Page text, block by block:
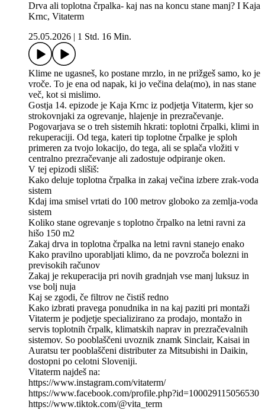
Drva ali toplotna črpalka- kaj nas na koncu stane manj? I Kaja
Krnc, Vitaterm
25.05.2026
1 Std. 16 Min.
Klime ne ugasneš, ko postane mrzlo, in ne prižgeš samo, ko je
vroče. To je ena od napak, ki jo večina dela(mo), in nas stane
več, kot si mislimo.
Gostja 14. epizode je Kaja Krnc iz podjetja Vitaterm, kjer so
strokovnjaki za ogrevanje, hlajenje in prezračevanje.
Pogovarjava se o treh sistemih hkrati: toplotni črpalki, klimi in
rekuperaciji. Od tega, kateri tip toplotne črpalke je sploh
primeren za tvojo lokacijo, do tega, ali se splača vložiti v
centralno prezračevanje ali zadostuje odpiranje oken.
V tej epizodi slišiš:
Kako deluje toplotna črpalka in zakaj večina izbere zrak-voda
sistem
Kdaj ima smisel vrtati do 100 metrov globoko za zemlja-voda
sistem
Koliko stane ogrevanje s toplotno črpalko na letni ravni za
hišo 150 m2
Zakaj drva in toplotna črpalka na letni ravni stanejo enako
Kako pravilno uporabljati klimo, da ne povzroča bolezni in
previsokih računov
Zakaj je rekuperacija pri novih gradnjah vse manj luksuz in
vse bolj nuja
Kaj se zgodi, če filtrov ne čistiš redno
Kako izbrati pravega ponudnika in na kaj paziti pri montaži
Vitaterm je podjetje specializirano za prodajo, montažo in
servis toplotnih črpalk, klimatskih naprav in prezračevalnih
sistemov. So pooblaščeni uvoznik znamk Sinclair, Kaisai in
Auratsu ter pooblaščeni distributer za Mitsubishi in Daikin,
dostopni po celotni Sloveniji.
Vitaterm najdeš na:
https://www.instagram.com/vitaterm/
https://www.facebook.com/profile.php?id=100029115056530
https://www.tiktok.com/@vita_term